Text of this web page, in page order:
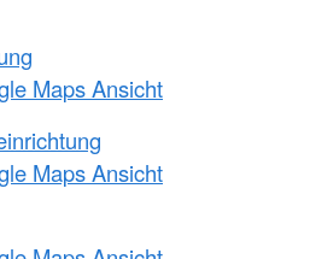
Maps Ansicht
Maps Ansicht